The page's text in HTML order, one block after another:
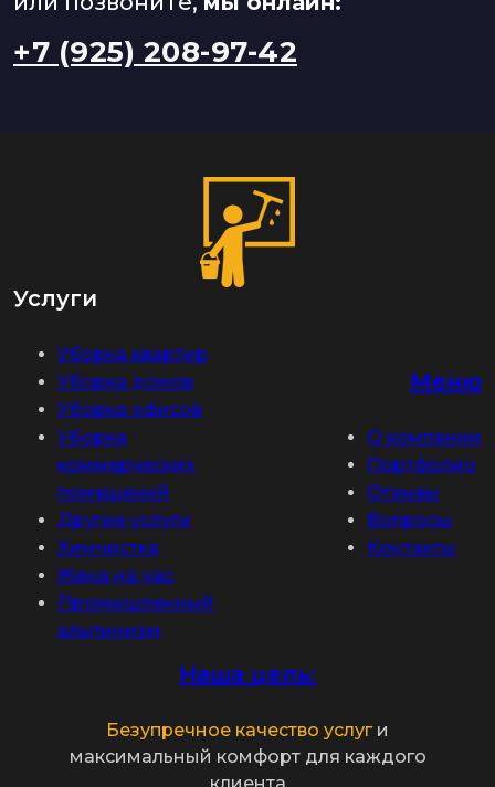
+7 (925) 208-97-42
Услуги
Уборка квартир
Уборка домов
Уборка офисов
Уборка
коммерческих
помещений
Другие услуги
Химчистка
Жена на час
Промышленный
альпинизм
Меню
О компании
Портфолио
Отзывы
Вопросы
Контакты
Наша цель:
Безупречное качество услуг и
максимальный комфорт для каждого